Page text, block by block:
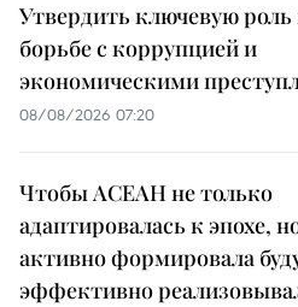
Утвердить ключевую роль
борьбе с коррупцией и
экономическими
08/08/2026 07:20
Чтобы АСЕАН не только
адаптировалась к эпохе,
активно формировала
эффективно